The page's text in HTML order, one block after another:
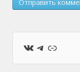
ВКонтакте
Telegram
Ссылка